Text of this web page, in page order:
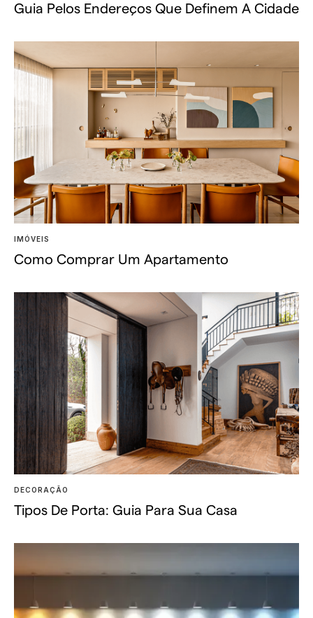
Guia Pelos Endereços Que Definem A Cidade
IMÓVEIS
Como Comprar Um Apartamento
DECORAÇÃO
Tipos De Porta: Guia Para Sua Casa